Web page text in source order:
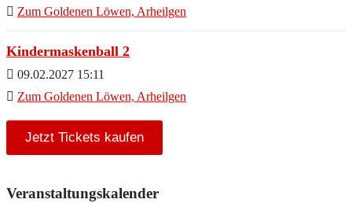
Zum Goldenen Löwen, Arheilgen
Kindermaskenball 2
09.02.2027 15:11
Zum Goldenen Löwen, Arheilgen
Jetzt Tickets kaufen
Veranstaltungskalender